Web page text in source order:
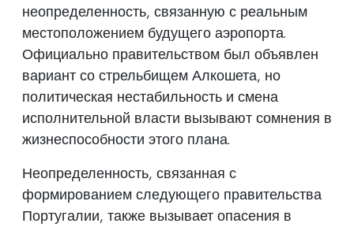
неопределенность, связанную с реальным
местоположением будущего аэропорта.
Официально правительством был объявлен
вариант со стрельбищем Алкошета, но
политическая нестабильность и смена
исполнительной власти вызывают сомнения в
жизнеспособности этого плана.
Неопределенность, связанная с
формированием следующего правительства
Португалии, также вызывает опасения в